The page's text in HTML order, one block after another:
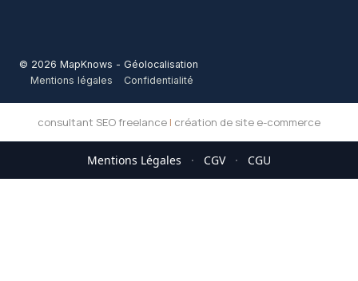
© 2026 MapKnows - Géolocalisation
Mentions légales
Confidentialité
consultant SEO freelance | création de site e-commerce
Mentions Légales · CGV · CGU